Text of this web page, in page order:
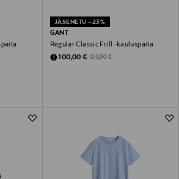
JÄSENETU –23%
GANT
Regular Classic Frill -kauluspaita
Discounted Price
100,00 € Original Price
129,90 €